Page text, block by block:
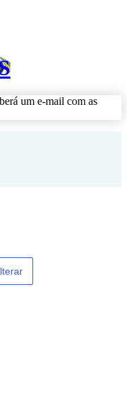
um e-mail com as